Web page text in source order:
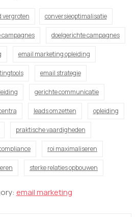
vergroten conversieoptimalisatie
campagnes doelgerichte campagnes
email marketing opleiding
email strategie
gerichte communicatie
leads omzetten opleiding
praktische vaardigheden
roi maximaliseren
sterke relaties opbouwen
email marketing